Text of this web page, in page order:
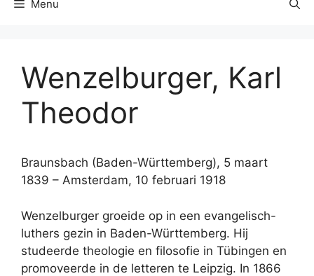
Menu
Wenzelburger, Karl
Theodor
Braunsbach (Baden-Württemberg), 5 maart
1839 – Amsterdam, 10 februari 1918
Wenzelburger groeide op in een evangelisch-
luthers gezin in Baden-Württemberg. Hij
studeerde theologie en filosofie in Tübingen en
promoveerde in de letteren te Leipzig. In 1866